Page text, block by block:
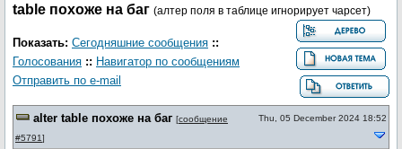
table похоже на баг (алтер поля в таблице игнорирует чарсет)
Показать: Сегодняшние сообщения ::
Голосования :: Навигатор по сообщениям
Отправить по e-mail
alter table похоже на баг [сообщение
#5791]
Thu, 05 December 2024 18:52